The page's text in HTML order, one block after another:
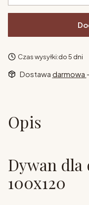
Czas wysyłki:do 5 dni
Dostawa darmowa
Opis
Dywan
100x120